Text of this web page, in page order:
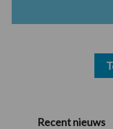
PrimaireRecent nieuws